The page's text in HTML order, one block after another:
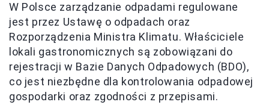
W Polsce zarządzanie odpadami regulowane
jest przez Ustawę o odpadach oraz
Rozporządzenia Ministra Klimatu. Właściciele
lokali gastronomicznych są zobowiązani do
rejestracji w Bazie Danych Odpadowych (BDO),
co jest niezbędne dla kontrolowania odpadowej
gospodarki oraz zgodności z przepisami.